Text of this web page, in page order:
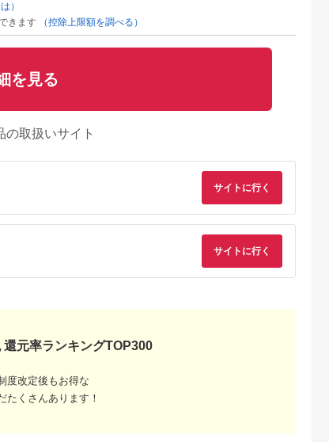
白
山梨県 笛吹市
勝沼醸造 甲州ワイン
4本セット 167-034
）
きます
（控除上限額を調べる）
を見る
の取扱いサイト
サイトに行く
サイトに行く
還元率ランキングTOP300
度改定後もお得な
たくさんあります！